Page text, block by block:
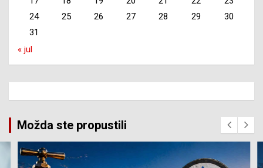
24
25 26 27 28 29
30
31
« jul
Možda ste propustili